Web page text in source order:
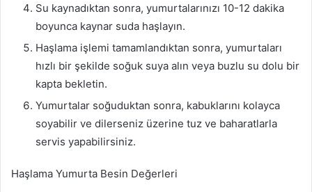
Su kaynadıktan sonra, yumurtalarınızı 10-12 dakika
boyunca kaynar suda haşlayın.
Haşlama işlemi tamamlandıktan sonra, yumurtaları
hızlı bir şekilde soğuk suya alın veya buzlu su dolu bir
kapta bekletin.
Yumurtalar soğuduktan sonra, kabuklarını kolayca
soyabilir ve dilerseniz üzerine tuz ve baharatlarla
servis yapabilirsiniz.
Haşlama Yumurta Besin Değerleri